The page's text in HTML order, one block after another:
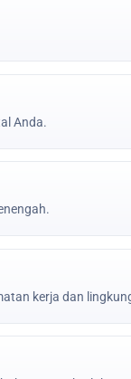
Anda.
kerja dan